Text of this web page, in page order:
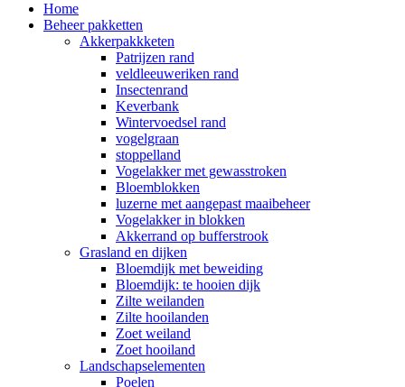
Home
Beheer pakketten
Akkerpakkketen
Patrijzen rand
veldleeuweriken rand
Insectenrand
Keverbank
Wintervoedsel rand
vogelgraan
stoppelland
Vogelakker met gewasstroken
Bloemblokken
luzerne met aangepast maaibeheer
Vogelakker in blokken
Akkerrand op bufferstrook
Grasland en dijken
Bloemdijk met beweiding
Bloemdijk: te hooien dijk
Zilte weilanden
Zilte hooilanden
Zoet weiland
Zoet hooiland
Landschapselementen
Poelen